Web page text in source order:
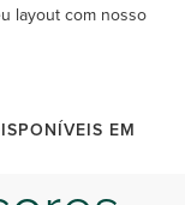
layout com nosso
EM